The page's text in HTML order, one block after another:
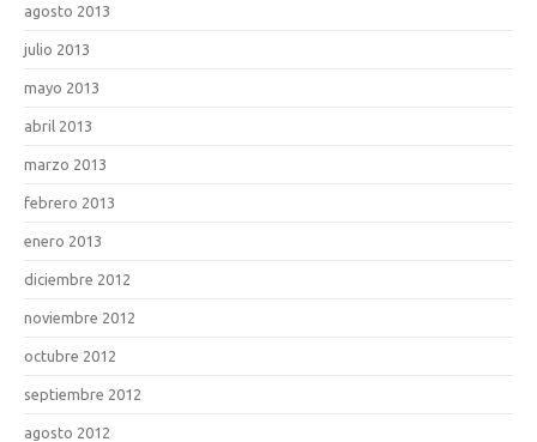
agosto 2013
julio 2013
mayo 2013
abril 2013
marzo 2013
febrero 2013
enero 2013
diciembre 2012
noviembre 2012
octubre 2012
septiembre 2012
agosto 2012